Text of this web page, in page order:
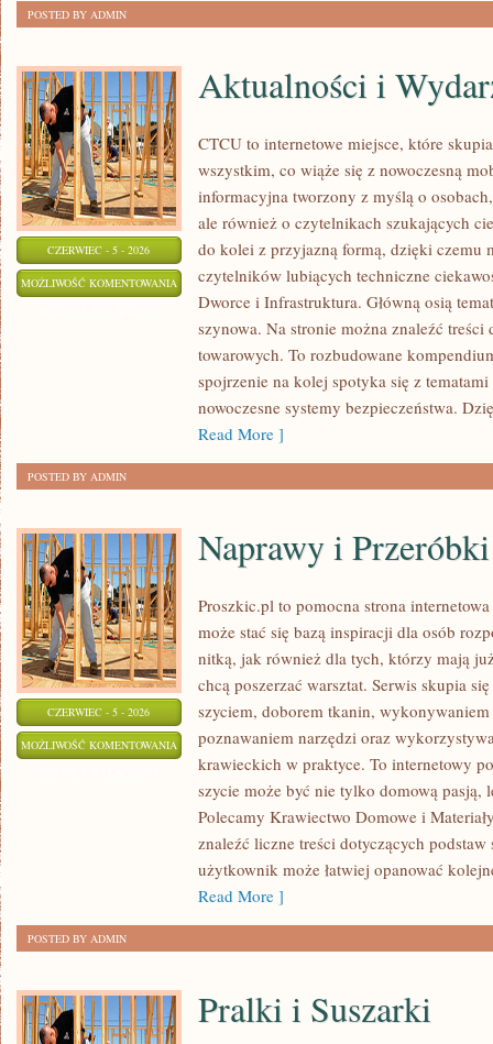
POSTED BY ADMIN
CZERWIEC - 5 - 2026
MOŻLIWOŚĆ KOMENTOWANIA AKTUALNOŚCI
WYDARZENIA
Aktualności i
CTCU to internetowe miejsce, które
wszystkim, co wiąże się z nowoczesną
informacyjna tworzony z myślą o
ale również o czytelnikach szukających
do kolei z przyjazną formą, dzięki czemu
czytelników lubiących techniczne
Dworce i Infrastruktura. Główną osią
szynowa. Na stronie można znaleźć treści
towarowych. To rozbudowane
spojrzenie na kolej spotyka się z
nowoczesne systemy bezpieczeństwa.
Read More ]
POSTED BY ADMIN
CZERWIEC - 5 - 2026
MOŻLIWOŚĆ KOMENTOWANIA NAPRAWY
PRZERÓBKI
Naprawy i Przeróbki
Proszkic.pl to pomocna strona
może stać się bazą inspiracji dla osób
nitką, jak również dla tych, którzy mają
chcą poszerzać warsztat. Serwis skupia
szyciem, doborem tkanin,
poznawaniem narzędzi oraz
krawieckich w praktyce. To internetowy
szycie może być nie tylko domową pasją,
Polecamy Krawiectwo Domowe i
znaleźć liczne treści dotyczących
użytkownik może łatwiej opanować
Read More ]
POSTED BY ADMIN
Pralki i Suszarki